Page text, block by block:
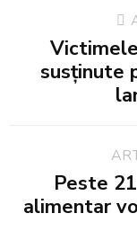
susținute
Peste
alimentar